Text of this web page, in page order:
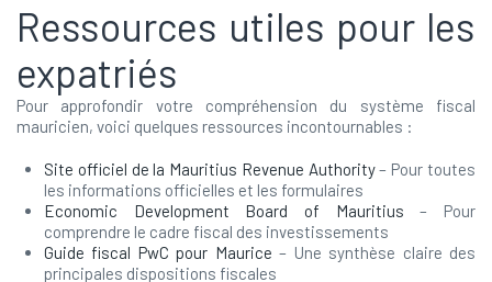
Ressources utiles pour les
expatriés
Pour approfondir votre compréhension du système fiscal
mauricien, voici quelques ressources incontournables :
Site officiel de la Mauritius Revenue Authority– Pour toutes
les informations officielles et les formulaires
Economic Development Board of Mauritius – Pour
comprendre le cadre fiscal des investissements
Guide fiscal PwC pour Maurice – Une synthèse claire des
principales dispositions fiscales